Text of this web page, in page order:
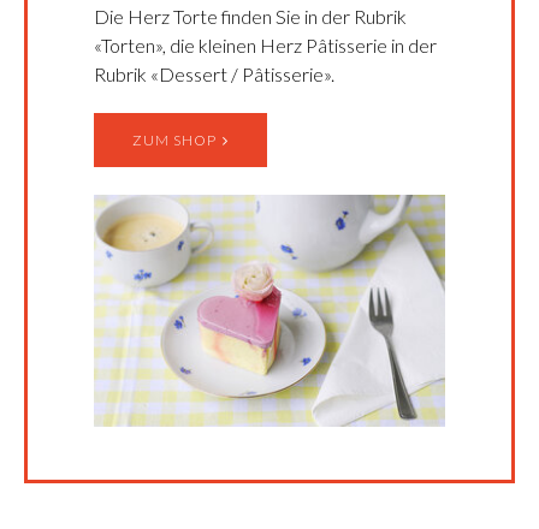
Die Herz Torte finden Sie in der Rubrik
«Torten», die kleinen Herz Pâtisserie in der
Rubrik «Dessert / Pâtisserie».
ZUM SHOP